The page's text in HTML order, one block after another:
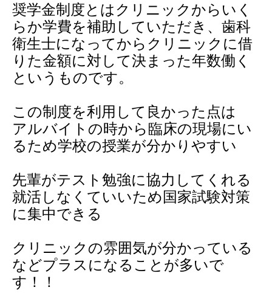
奨学金制度とはクリニックからいく
らか学費を補助していただき、歯科
衛生士になってからクリニックに借
りた金額に対して決まった年数働く
というものです。
この制度を利用して良かった点は
アルバイトの時から臨床の現場にい
るため学校の授業が分かりやすい
先輩がテスト勉強に協力してくれる
就活しなくていいため国家試験対策
に集中できる
クリニックの雰囲気が分かっている
などプラスになることが多いで
す！！